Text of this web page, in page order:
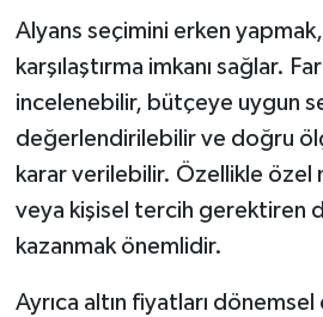
Alyans seçimini erken
karşılaştırma imkanı sağlar.
incelenebilir, bütçeye uygun
değerlendirilebilir ve doğru
karar verilebilir. Özellikle özel
veya kişisel tercih gerektiren
kazanmak önemlidir.
Ayrıca altın fiyatları